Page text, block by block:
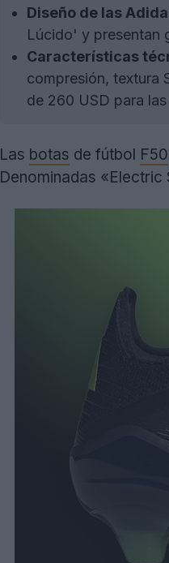
Diseño de las
Lúcido' y presentan
Características
compresión, textura
de 260 USD para
Las botas de fútbol F50
Denominadas